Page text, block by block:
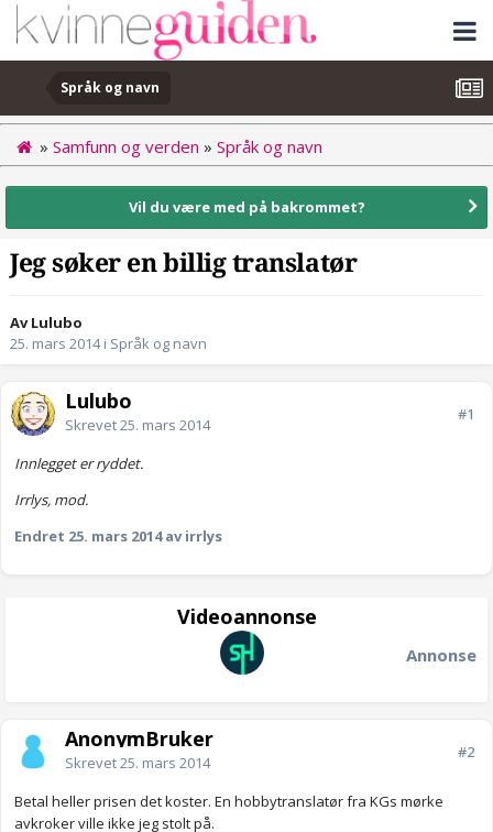
Språk og navn
» Samfunn og verden » Språk og navn
Vil du være med på bakrommet?
Jeg søker en billig translatør
Av Lulubo
25. mars 2014i Språk og navn
Lulubo
Skrevet25. mars 2014
#1
Innlegget er ryddet.
Irrlys, mod.
Endret 25. mars 2014av irrlys
Videoannonse
Annonse
AnonymBruker
Skrevet25. mars 2014
#2
Betal heller prisen det koster. En hobbytranslatør fra KGs mørke
avkroker ville ikke jeg stolt på.